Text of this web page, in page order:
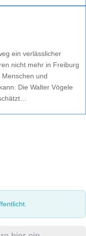
ein verlässlicher
nicht mehr in Freiburg
und
Die Walter Vögele